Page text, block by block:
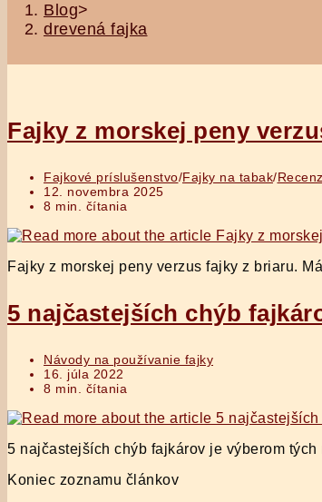
Blog>
drevená fajka
Fajky z morskej peny
Post
category:
Fajkové príslušenstvo/Fajky na tabak/
Post
published:
12. novembra 2025
Reading
8 min. čítania
Fajky z morskej peny verzus fajky z briaru.
5 najčastejších chýb
Post
category:
Návody na používanie fajky
Post
published:
16. júla 2022
Reading
8 min. čítania
5 najčastejších chýb fajkárov je výberom
Koniec zoznamu článkov